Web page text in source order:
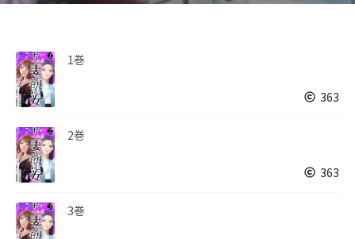
1巻
363
2巻
363
3巻